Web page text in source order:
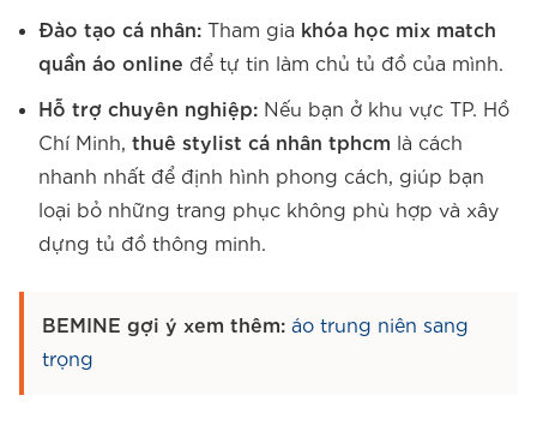
Đào tạo cá nhân: Tham gia khóa học mix match
quần áo online để tự tin làm chủ tủ đồ của mình.
Hỗ trợ chuyên nghiệp: Nếu bạn ở khu vực TP. Hồ
Chí Minh, thuê stylist cá nhân tphcm là cách
nhanh nhất để định hình phong cách, giúp bạn
loại bỏ những trang phục không phù hợp và xây
dựng tủ đồ thông minh.
BEMINE gợi ý xem thêm: áo trung niên sang
trọng